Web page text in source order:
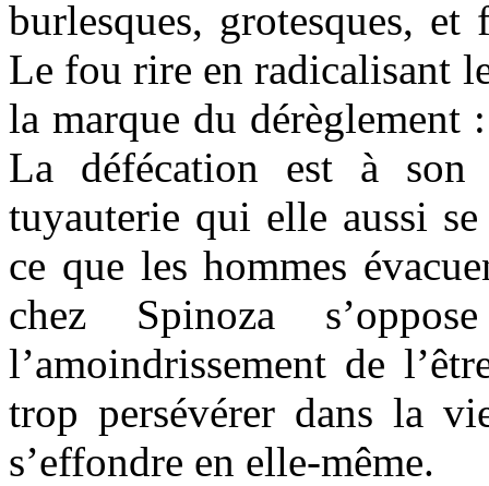
burlesques, grotesques, et
Le fou rire en radicalisant
la marque du
La défécation est à
tuyauterie qui elle aussi
ce que les hommes
chez Spinoza
l’amoindrissement de
trop persévérer dans la
s’effondre en elle-même.